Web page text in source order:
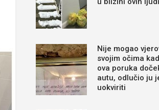
Nije mogao
svojim očima
ova poruka
autu, odlučio ju
uokviriti